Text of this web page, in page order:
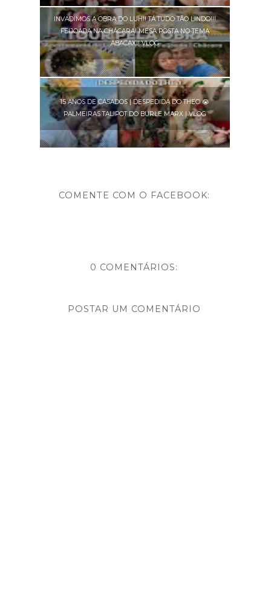
INVADIMOS A OBRA DO LUH!! TÁ TUDO TÃO LINDO!!!
FEIJOADA NA CHÁCARA! MESA POSTA NO TEMA
ABACAXI! VLOG
15 ANOS DE CASADOS | DESPEDIDA DO THEO 😭
PALMEIRAS TALIPOT DO BURLE MARX | VLOG
COMENTE COM O FACEBOOK:
0 COMENTÁRIOS:
POSTAR UM COMENTÁRIO